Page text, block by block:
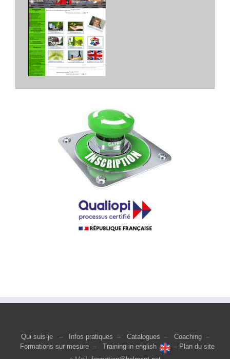
Qui suis-je– Infos pratiques – Catalogues – Coaching–
Formations sur mesure– Training in english – Plan du site